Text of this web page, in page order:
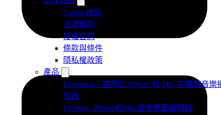
Cookie政策
法律聲明
授權合約
條款與條件
隱私權政策
產品
Evermusic - 適用於 iPhone 和 Mac 的離線音樂
放器
Evertag - iPhone和Mac音樂標籤編輯器